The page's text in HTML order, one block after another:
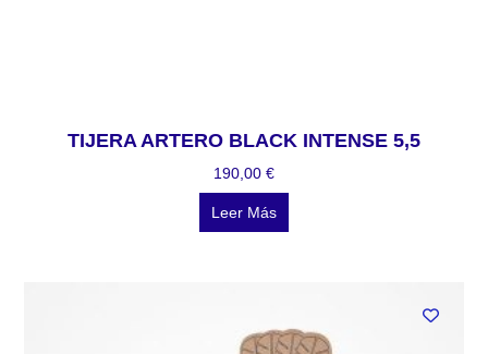
TIJERA ARTERO BLACK INTENSE 5,5
190,00 €
Leer Más